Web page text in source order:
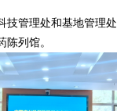
管理处和基地管理
列馆。